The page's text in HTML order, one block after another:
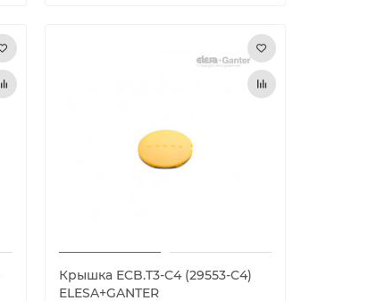
Крышка ECB.T3-C4 (29553-C4)
ELESA+GANTER